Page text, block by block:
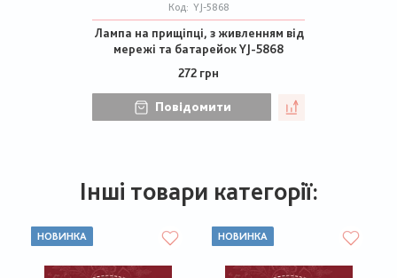
Код: YJ-5868
Лампа на прищіпці, з живленням від
мережі та батарейок YJ-5868
272 грн
Повідомити
Інші товари категорії:
НОВИНКА НОВИНКА